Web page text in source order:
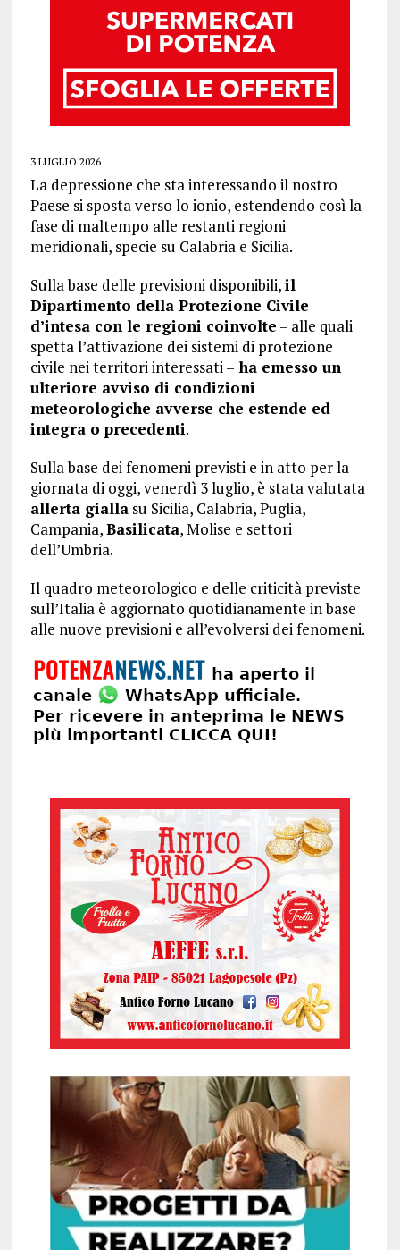
3 LUGLIO 2026
La depressione che sta interessando il nostro
Paese si sposta verso lo ionio, estendendo così la
fase di maltempo alle restanti regioni
meridionali, specie su Calabria e Sicilia.
Sulla base delle previsioni disponibili,il
Dipartimento della Protezione Civile
d’intesa con le regioni coinvolte – alle quali
spetta l’attivazione dei sistemi di protezione
civile nei territori interessati – ha emesso un
ulteriore avviso di condizioni
meteorologiche avverse che estende ed
integra o precedenti.
Sulla base dei fenomeni previsti e in atto per la
giornata di oggi, venerdì 3 luglio, è stata valutata
allerta giallasu Sicilia, Calabria, Puglia,
Campania,Basilicata, Molise e settori
dell’Umbria.
Il quadro meteorologico e delle criticità previste
sull’Italia è aggiornato quotidianamente in base
alle nuove previsioni e all’evolversi dei fenomeni.